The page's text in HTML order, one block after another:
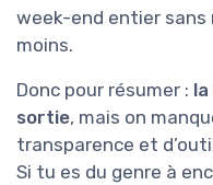
week-end entier sans
moins.
Donc pour résumer :
sortie, mais on
transparence et
Si tu es du genre à